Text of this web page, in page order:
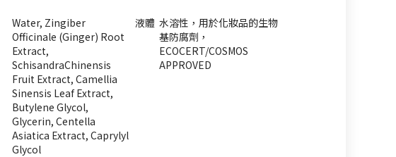
Water, Zingiber
Officinale (Ginger) Root
Extract,
SchisandraChinensis
Fruit Extract, Camellia
Sinensis Leaf Extract,
Butylene Glycol,
Glycerin, Centella
Asiatica Extract, Caprylyl
Glycol
液體 水溶性，用於化妝品的生物
基防腐劑，
ECOCERT/COSMOS
APPROVED